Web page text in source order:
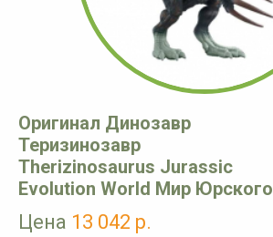
Оригинал Динозавр
Теризинозавр
Therizinosaurus Jurassic
Evolution World Мир Юрского
Цена 13 042 р.